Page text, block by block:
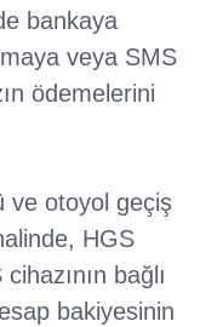
bankaya
veya SMS
ödemelerini
ve otoyol geçiş
HGS
bağlı
bakiyesinin